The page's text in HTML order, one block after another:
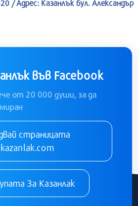
/ Адрес: Казанлък бул. Александър
във Facebook
от 20 000 души, за да
страницата
kazanlak.com
За Казанлак